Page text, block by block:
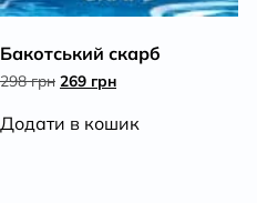
Бакотський скарб
298грн Оригінальна
269 грнПоточна
Додати в кошик